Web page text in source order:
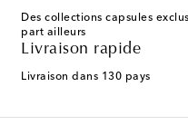
Des collections capsules
part ailleurs
Livraison rapide
Livraison dans 130 pays